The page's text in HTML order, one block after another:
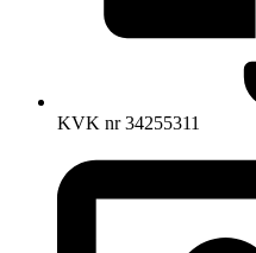
KVK nr 34255311